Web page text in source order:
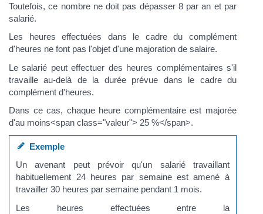
Toutefois, ce nombre ne doit pas dépasser 8 par an et par
salarié.
Les heures effectuées dans le cadre du complément
d'heures ne font pas l'objet d'une majoration de salaire.
Le salarié peut effectuer des heures complémentaires s'il
travaille au-delà de la durée prévue dans le cadre du
complément d'heures.
Dans ce cas, chaque heure complémentaire est majorée
d'au moins<span class="valeur"> 25 %</span>.
Exemple
Un avenant peut prévoir qu'un salarié travaillant
habituellement 24 heures par semaine est amené à
travailler 30 heures par semaine pendant 1 mois.
Les heures effectuées entre la